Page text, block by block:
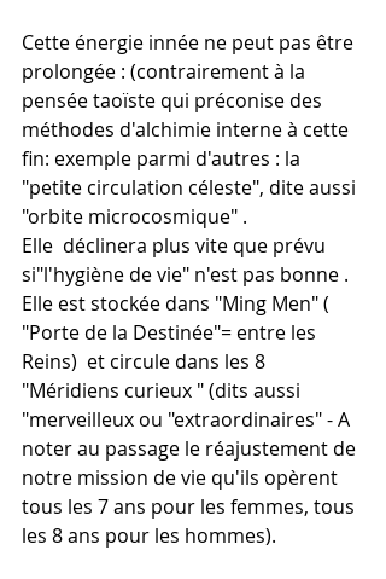
Cette énergie innée ne peut pas être
prolongée : (contrairement à la
pensée taoïste qui préconise des
méthodes d'alchimie interne à cette
fin: exemple parmi d'autres : la
"petite circulation céleste", dite aussi
"orbite microcosmique" .
Elle  déclinera plus vite que prévu
si"l'hygiène de vie" n'est pas bonne .
Elle est stockée dans "Ming Men" (
"Porte de la Destinée"= entre les
Reins)  et circule dans les 8
"Méridiens curieux " (dits aussi
"merveilleux ou "extraordinaires" - A
noter au passage le réajustement de
notre mission de vie qu'ils opèrent
tous les 7 ans pour les femmes, tous
les 8 ans pour les hommes).